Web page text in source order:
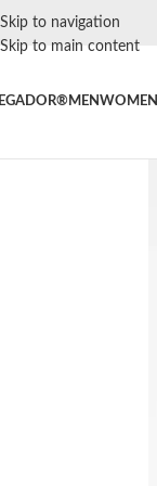
Skip to navigation
Skip to main content
MENWOMEN